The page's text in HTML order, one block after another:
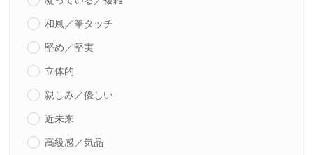
和風／筆タッチ
堅め／堅実
立体的
親しみ／優しい
近未来
高級感／気品